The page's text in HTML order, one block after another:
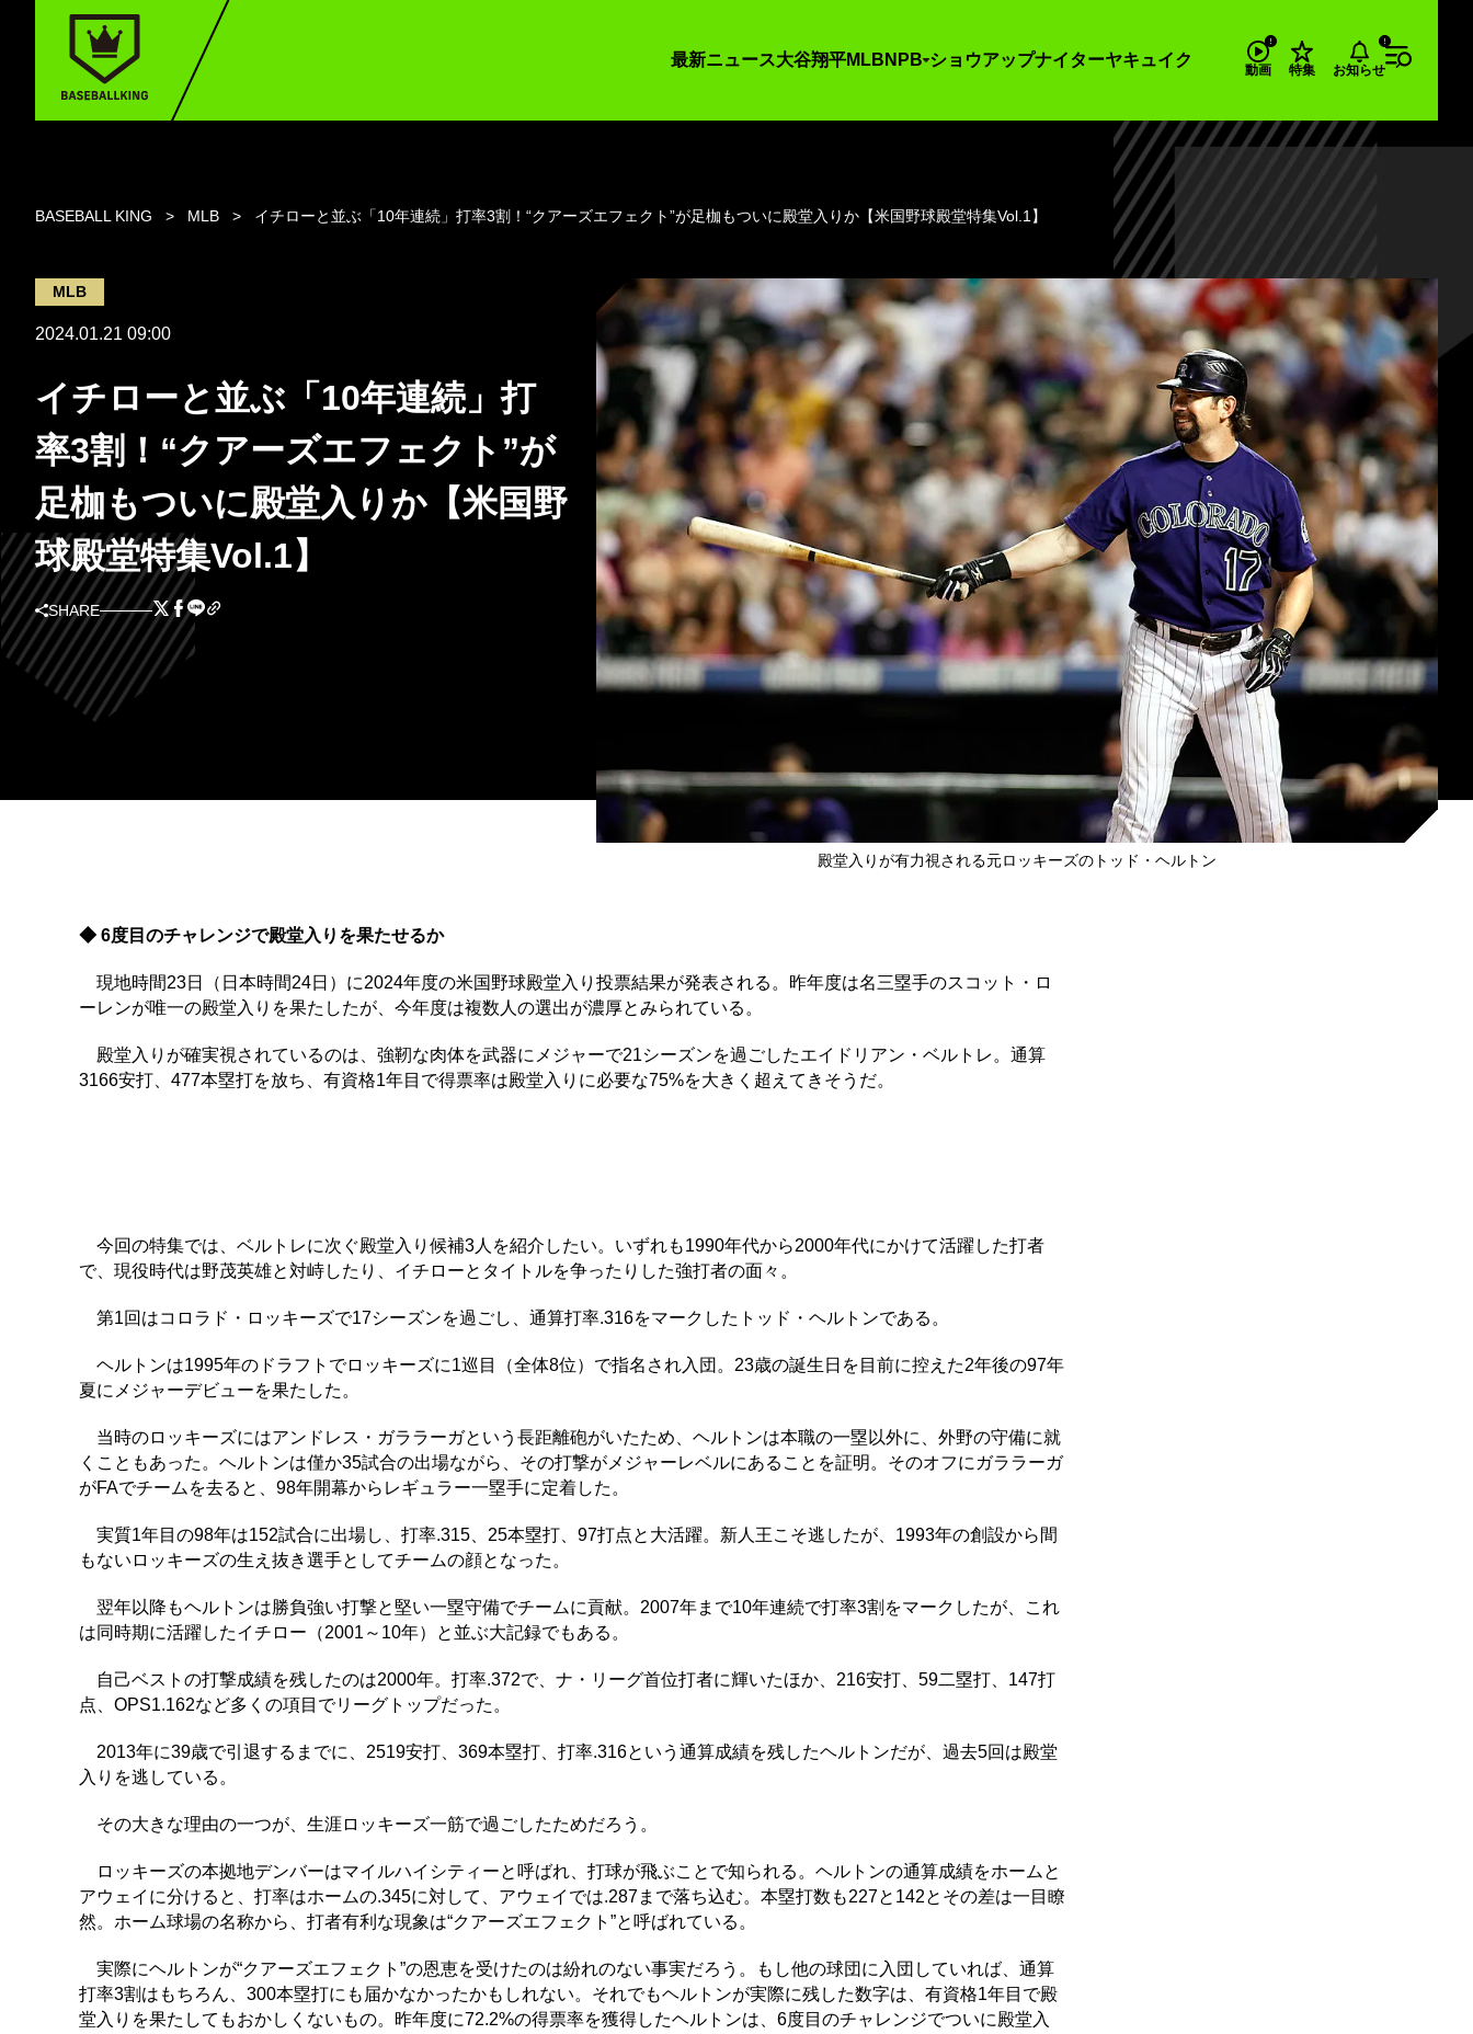
最新ニュース大谷翔平MLB NPB ショウアップナイターヤキュイク
動画 特集 お知らせ
BASEBALL KING MLB イチローと並ぶ「10年連続」打率3割！“クアーズエフェクト”が足枷もついに殿堂入りか【米国野球殿堂特集Vol.1】
MLB
2024.01.21 09:00
イチローと並ぶ「10年連続」打
率3割！“クアーズエフェクト”が
足枷もついに殿堂入りか【米国野
球殿堂特集Vol.1】
SHARE
殿堂入りが有力視される元ロッキーズのトッド・ヘルトン
◆ 6度目のチャレンジで殿堂入りを果たせるか
現地時間23日（日本時間24日）に2024年度の米国野球殿堂入り投票結果が発表される。昨年度は名三塁手のスコット・ロ
ーレンが唯一の殿堂入りを果たしたが、今年度は複数人の選出が濃厚とみられている。
殿堂入りが確実視されているのは、強靭な肉体を武器にメジャーで21シーズンを過ごしたエイドリアン・ベルトレ。通算
3166安打、477本塁打を放ち、有資格1年目で得票率は殿堂入りに必要な75%を大きく超えてきそうだ。
今回の特集では、ベルトレに次ぐ殿堂入り候補3人を紹介したい。いずれも1990年代から2000年代にかけて活躍した打者
で、現役時代は野茂英雄と対峙したり、イチローとタイトルを争ったりした強打者の面々。
第1回はコロラド・ロッキーズで17シーズンを過ごし、通算打率.316をマークしたトッド・ヘルトンである。
ヘルトンは1995年のドラフトでロッキーズに1巡目（全体8位）で指名され入団。23歳の誕生日を目前に控えた2年後の97年
夏にメジャーデビューを果たした。
当時のロッキーズにはアンドレス・ガララーガという長距離砲がいたため、ヘルトンは本職の一塁以外に、外野の守備に就
くこともあった。ヘルトンは僅か35試合の出場ながら、その打撃がメジャーレベルにあることを証明。そのオフにガララーガ
がFAでチームを去ると、98年開幕からレギュラー一塁手に定着した。
実質1年目の98年は152試合に出場し、打率.315、25本塁打、97打点と大活躍。新人王こそ逃したが、1993年の創設から間
もないロッキーズの生え抜き選手としてチームの顔となった。
翌年以降もヘルトンは勝負強い打撃と堅い一塁守備でチームに貢献。2007年まで10年連続で打率3割をマークしたが、これ
は同時期に活躍したイチロー（2001～10年）と並ぶ大記録でもある。
自己ベストの打撃成績を残したのは2000年。打率.372で、ナ・リーグ首位打者に輝いたほか、216安打、59二塁打、147打
点、OPS1.162など多くの項目でリーグトップだった。
2013年に39歳で引退するまでに、2519安打、369本塁打、打率.316という通算成績を残したヘルトンだが、過去5回は殿堂
入りを逃している。
その大きな理由の一つが、生涯ロッキーズ一筋で過ごしたためだろう。
ロッキーズの本拠地デンバーはマイルハイシティーと呼ばれ、打球が飛ぶことで知られる。ヘルトンの通算成績をホームと
アウェイに分けると、打率はホームの.345に対して、アウェイでは.287まで落ち込む。本塁打数も227と142とその差は一目瞭
然。ホーム球場の名称から、打者有利な現象は“クアーズエフェクト”と呼ばれている。
実際にヘルトンが“クアーズエフェクト”の恩恵を受けたのは紛れのない事実だろう。もし他の球団に入団していれば、通算
打率3割はもちろん、300本塁打にも届かなかったかもしれない。それでもヘルトンが実際に残した数字は、有資格1年目で殿
堂入りを果たしてもおかしくないもの。昨年度に72.2%の得票率を獲得したヘルトンは、6度目のチャレンジでついに殿堂入